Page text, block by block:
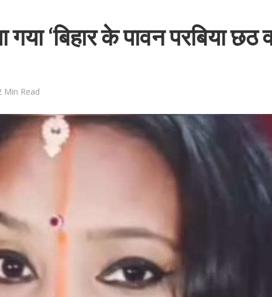
सिंह का नया बोलबम गीत तोहरे के मांगिला जानु हुआ रिलीज, दर्शकों का मिल रहा भरपूर प्यार
रिकॉर्ड्स भोजपुरी का नया धमाकेदार गाना जल्द, दुबई की खूबसूरत लोकेशन्स पर हो रही है शूटिंग
‘बिहार के पावन परबिया छठ
Min Read